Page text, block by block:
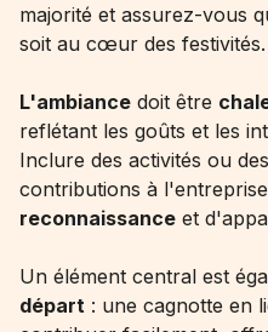
majorité et assurez-vous
soit au cœur des festivités.
L'ambiance doit être
reflétant les goûts et les
Inclure des activités ou des
contributions à
reconnaissance et
Un élément central est
départ : une cagnotte en